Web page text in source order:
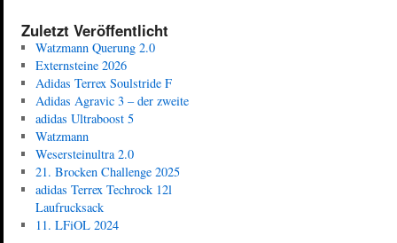
Zuletzt Veröffentlicht
Watzmann Querung 2.0
Externsteine 2026
Adidas Terrex Soulstride F
Adidas Agravic 3 – der zweite
adidas Ultraboost 5
Watzmann
Wesersteinultra 2.0
21. Brocken Challenge 2025
adidas Terrex Techrock 12l
Laufrucksack
11. LFiOL 2024